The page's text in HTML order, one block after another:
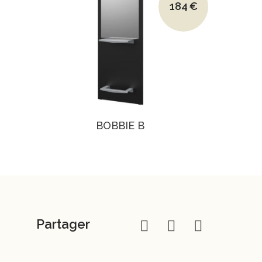
184€
Le prix actuel est :
BOBBIE B
Partager